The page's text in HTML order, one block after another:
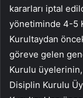
kararları iptal
yönetiminde 4-5
Kurultaydan
göreve gelen
Kurulu
Disiplin Kurulu